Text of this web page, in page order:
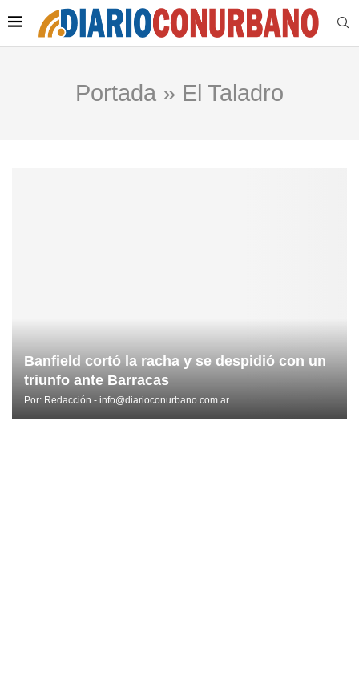
Portada » El Taladro
Banfield cortó la racha y se despidió con un
triunfo ante Barracas
Por: Redacción - info@diarioconurbano.com.ar